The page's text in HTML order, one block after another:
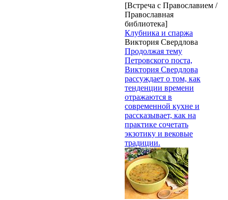
[Встреча с Православием /
Православная
библиотека]
Клубника и спаржа
Виктория Свердлова
Продолжая тему
Петровского поста,
Виктория Свердлова
рассуждает о том, как
тенденции времени
отражаются в
современной кухне и
рассказывает, как на
практике сочетать
экзотику и вековые
традиции.